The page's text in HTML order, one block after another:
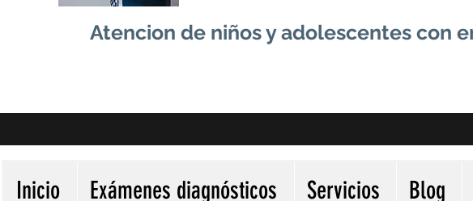
Atencion de niños y adolescentes con
Inicio Exámenes diagnósticos Servicios Blog